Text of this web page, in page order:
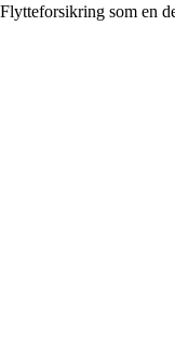
Flytteforsikring som en